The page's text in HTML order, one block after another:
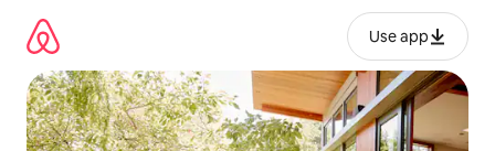
เนื้อหา
Use app